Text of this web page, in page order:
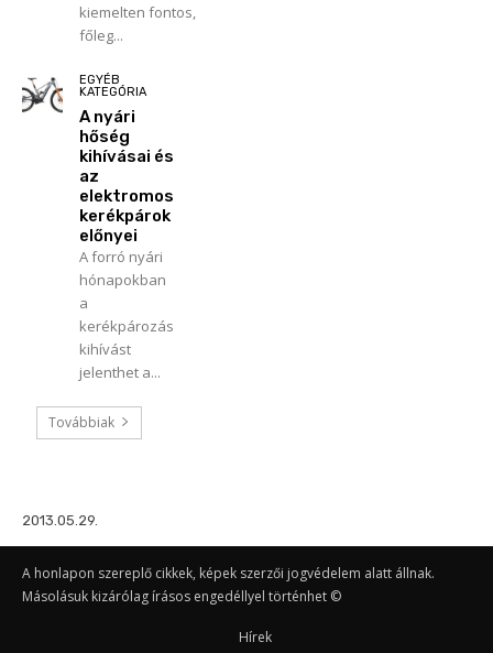
kiemelten fontos,
főleg...
EGYÉB
KATEGÓRIA
A nyári
hőség
kihívásai és
az
elektromos
kerékpárok
előnyei
A forró nyári
hónapokban
a
kerékpározás
kihívást
jelenthet a...
Továbbiak
2013.05.29.
A honlapon szereplő cikkek, képek szerzői jogvédelem alatt állnak.
Másolásuk kizárólag írásos engedéllyel történhet ©
Hírek